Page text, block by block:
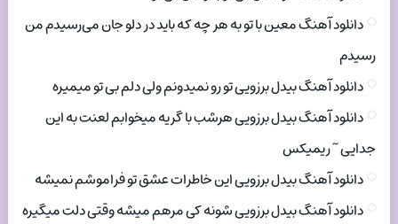
دانلود آهنگ معین با تو به هر چه که باید در دلو جان می‌رسیدم من
رسیدم
دانلود آهنگ بیدل برزویی تو رو نمیدونم ولی دلم بی تو میمیره
دانلود آهنگ بیدل برزویی هرشب با گریه میخوابم لعنت به این
جدایی ~ ریمیکس
دانلود آهنگ بیدل برزویی این خاطرات عشق تو فراموشم نمیشه
دانلود آهنگ بیدل برزویی شونه کی مرهم میشه وقتی دلت میگیره